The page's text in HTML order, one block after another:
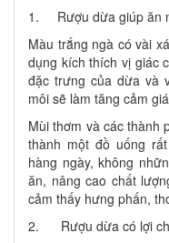
1. Rượu dừa giúp ăn
Màu trắng ngà có vài
dụng kích thích vị giác
đặc trưng của dừa và
môi sẽ làm tăng cảm
Mùi thơm và các thành
thành một đồ uống
hàng ngày, không
ăn, nâng cao chất
cảm thấy hưng phấn,
2. Rượu dừa có lợi